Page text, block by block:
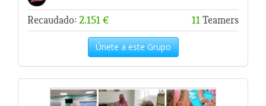
Recaudado: 2.151 € 11Teamers
Únete a este Grupo